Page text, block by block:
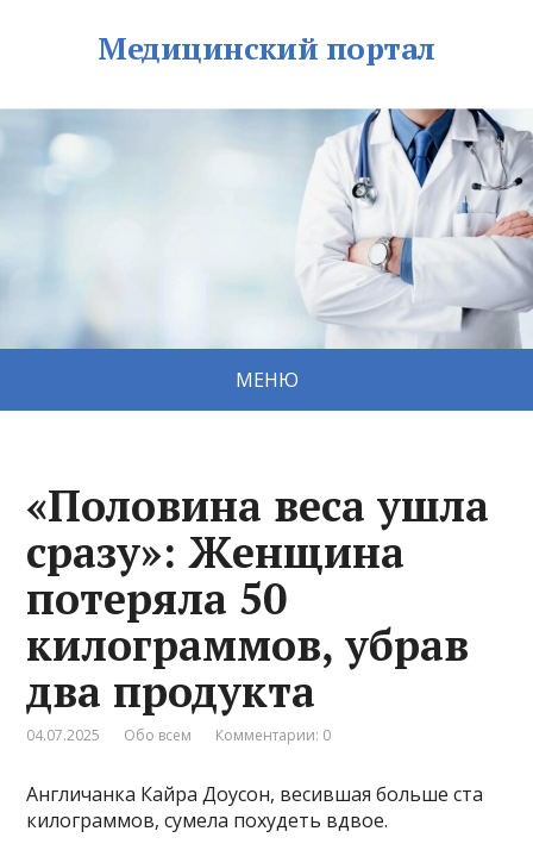
Медицинский портал
МЕНЮ
«Половина веса ушла
сразу»: Женщина
потеряла 50
килограммов, убрав
два продукта
04.07.2025 Обо всем Комментарии: 0
Англичанка Кайра Доусон, весившая больше ста
килограммов, сумела похудеть вдвое.